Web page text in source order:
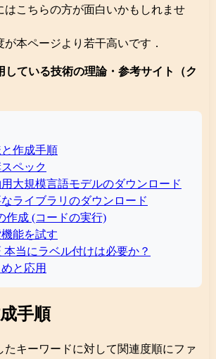
はこちらの方が面白いかもしれませ
本ページより若干高いです．
している技術の理論・参考サイト（ク
と作成手順
ペック
大規模言語モデルのダウンロード
ライブラリのダウンロード
作成 (コードの実行)
能を試す
本当にラベル付けは必要か？
と応用
手順
たキーワードに対して関連度順にファ